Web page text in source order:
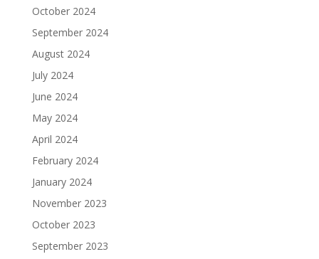
October 2024
September 2024
August 2024
July 2024
June 2024
May 2024
April 2024
February 2024
January 2024
November 2023
October 2023
September 2023